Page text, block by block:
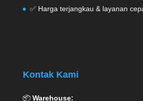
✅ Harga terjangkau & layanan
Kontak Kami
📦 Warehouse: